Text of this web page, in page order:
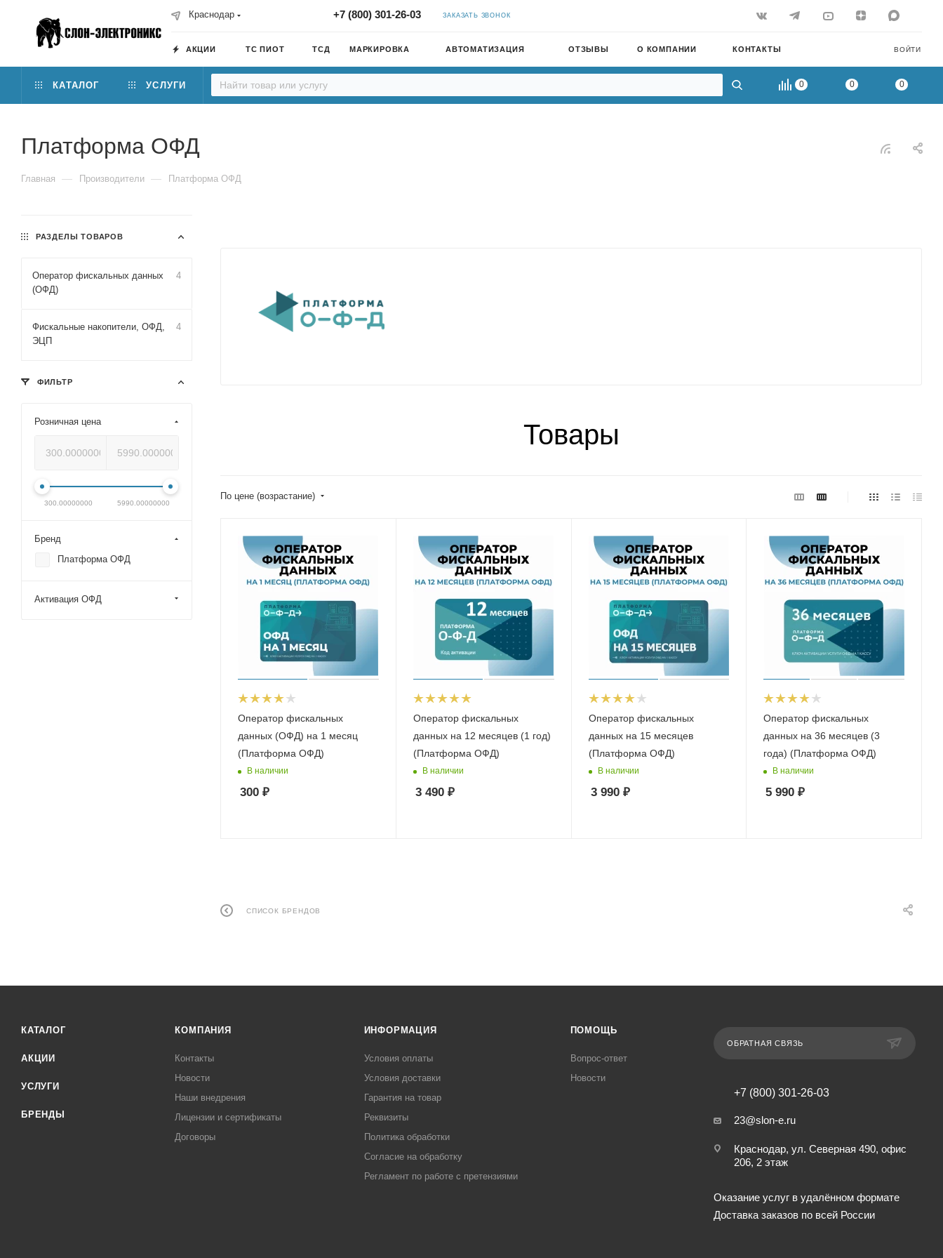
Краснодар +7 (800) 301-26-03 ЗАКАЗАТЬ ЗВОНОК
ВОЙТИ
АКЦИИ ТС ПИОТ ТСД МАРКИРОВКА АВТОМАТИЗАЦИЯ ОТЗЫВЫ О КОМПАНИИ КОНТАКТЫ
0 0 0
КАТАЛОГ УСЛУГИ
Платформа ОФД
Главная — Производители — Платформа ОФД
Товары
По цене (возрастание)
Оператор фискальных
данных (ОФД) на 1 месяц
(Платформа ОФД)
В наличии
300 ₽
Оператор фискальных
данных на 12 месяцев (1 год)
(Платформа ОФД)
В наличии
3 490₽
Оператор фискальных
данных на 15 месяцев
(Платформа ОФД)
В наличии
3 990₽
Оператор фискальных
данных на 36 месяцев (3
года) (Платформа ОФД)
В наличии
5 990 ₽
СПИСОК БРЕНДОВ
РАЗДЕЛЫ ТОВАРОВ
Оператор фискальных данных
(ОФД)
4
Фискальные накопители, ОФД,
ЭЦП
4
ФИЛЬТР
Розничная цена
300.00000000 5990.00000000
Бренд
Платформа ОФД
Активация ОФД
КАТАЛОГ
АКЦИИ
УСЛУГИ
БРЕНДЫ
КОМПАНИЯ
Контакты
Новости
Наши внедрения
Лицензии и сертификаты
Договоры
ИНФОРМАЦИЯ
Условия оплаты
Условия доставки
Гарантия на товар
Реквизиты
Политика обработки
Согласие на обработку
Регламент по работе с претензиями
ПОМОЩЬ
Вопрос-ответ
Новости
ОБРАТНАЯ СВЯЗЬ
+7 (800) 301-26-03
23@slon-e.ru
Краснодар, ул. Северная 490, офис
206, 2 этаж
Оказание услуг в удалённом формате
Доставка заказов по всей России